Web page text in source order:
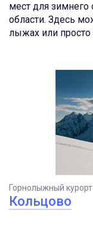
мест для
области. Здесь
лыжах или просто
Горнолыжный курорт
Кольцово